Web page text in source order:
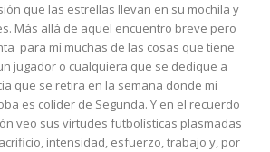
que las estrellas llevan en su mochila y
Más allá de aquel encuentro breve pero
para mí muchas de las cosas que tiene
jugador o cualquiera que se dedique a
que se retira en la semana donde mi
es colíder de Segunda. Y en el recuerdo
veo sus virtudes futbolísticas plasmadas
intensidad, esfuerzo, trabajo y, por